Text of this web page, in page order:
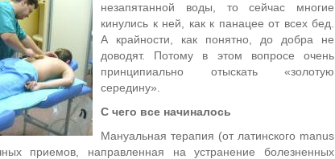
незапятанной воды, то сейчас многие
кинулись к ней, как к панацее от всех бед.
А крайности, как понятно, до добра не
доводят. Потому в этом вопросе очень
принципиально отыскать «золотую
середину».
С чего все начиналось
Мануальная терапия (от латинского manus
приемов, направленная на устранение болезненных